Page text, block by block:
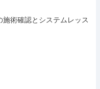
術確認とシステムレッス